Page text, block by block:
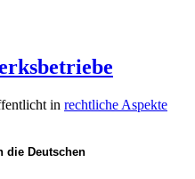
in rechtliche Aspekte
die Deutschen